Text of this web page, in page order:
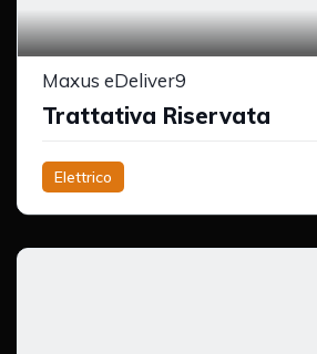
Maxus eDeliver9
Trattativa Riservata
Elettrico